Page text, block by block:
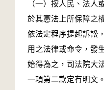
（一）按人民、法人
於其憲法上所保障之
依法定程序提起訴訟
用之法律或命令，發
始得為之，司法院大
一項第二款定有明文